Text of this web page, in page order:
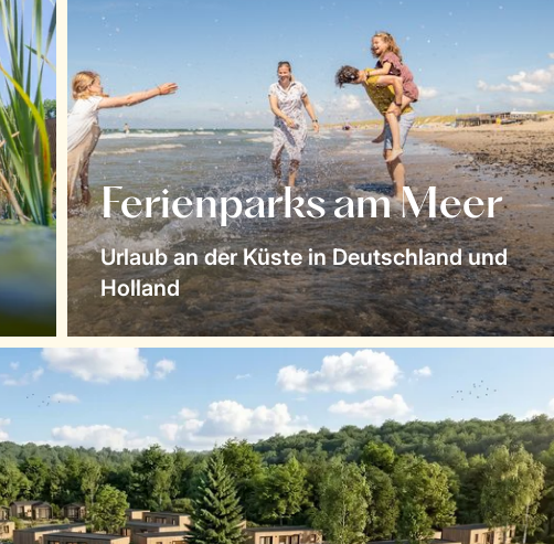
Ferienparks am Meer
Urlaub an der Küste in Deutschland und
Holland